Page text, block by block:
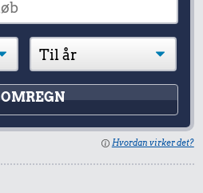
OMREGN
Hvordan virker det?